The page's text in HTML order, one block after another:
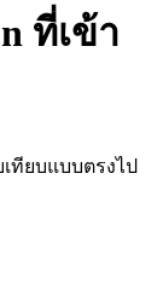
ที่เข้า
ทียบแบบตรงไป